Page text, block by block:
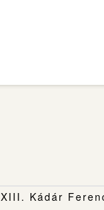
XIII. Kádár